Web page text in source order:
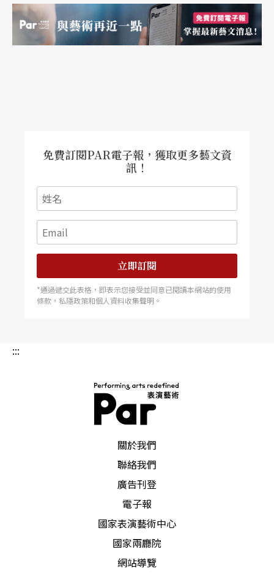
免費訂閱PAR電子報，獲取更多藝文資
訊！
立即訂閱
*通過遞交此表格，即表示您接受並同意已閱讀本網站的使用
條款，私隱政策和個人資料收集聲明。
:::
關於我們
聯絡我們
廣告刊登
電子報
國家表演藝術中心
國家兩廳院
網站導覽